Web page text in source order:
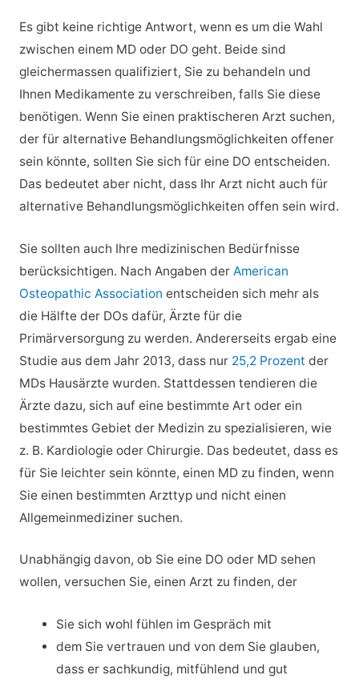
Es gibt keine richtige Antwort, wenn es um die Wahl
zwischen einem MD oder DO geht. Beide sind
gleichermassen qualifiziert, Sie zu behandeln und
Ihnen Medikamente zu verschreiben, falls Sie diese
benötigen. Wenn Sie einen praktischeren Arzt suchen,
der für alternative Behandlungsmöglichkeiten offener
sein könnte, sollten Sie sich für eine DO entscheiden.
Das bedeutet aber nicht, dass Ihr Arzt nicht auch für
alternative Behandlungsmöglichkeiten offen sein wird.
Sie sollten auch Ihre medizinischen Bedürfnisse
berücksichtigen. Nach Angaben der American
Osteopathic Association entscheiden sich mehr als
die Hälfte der DOs dafür, Ärzte für die
Primärversorgung zu werden. Andererseits ergab eine
Studie aus dem Jahr 2013, dass nur 25,2 Prozent der
MDs Hausärzte wurden. Stattdessen tendieren die
Ärzte dazu, sich auf eine bestimmte Art oder ein
bestimmtes Gebiet der Medizin zu spezialisieren, wie
z. B. Kardiologie oder Chirurgie. Das bedeutet, dass es
für Sie leichter sein könnte, einen MD zu finden, wenn
Sie einen bestimmten Arzttyp und nicht einen
Allgemeinmediziner suchen.
Unabhängig davon, ob Sie eine DO oder MD sehen
wollen, versuchen Sie, einen Arzt zu finden, der
Sie sich wohl fühlen im Gespräch mit
dem Sie vertrauen und von dem Sie glauben,
dass er sachkundig, mitfühlend und gut